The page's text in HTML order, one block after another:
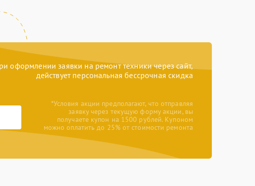
оформлении заявки на ремонт техники через сайт,
действует персональная бессрочная скидка
*Условия акции предполагают, что отправляя
заявку через текущую форму акции, вы
получаете купон на 1500 рублей. Купоном
можно оплатить до 25% от стоимости ремонта